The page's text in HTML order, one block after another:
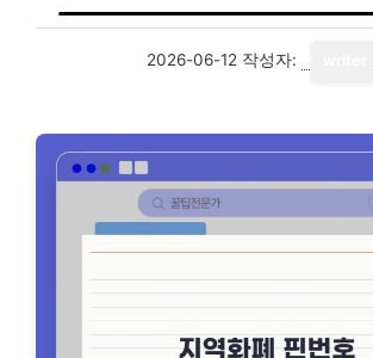
2026-06-12 작성자: